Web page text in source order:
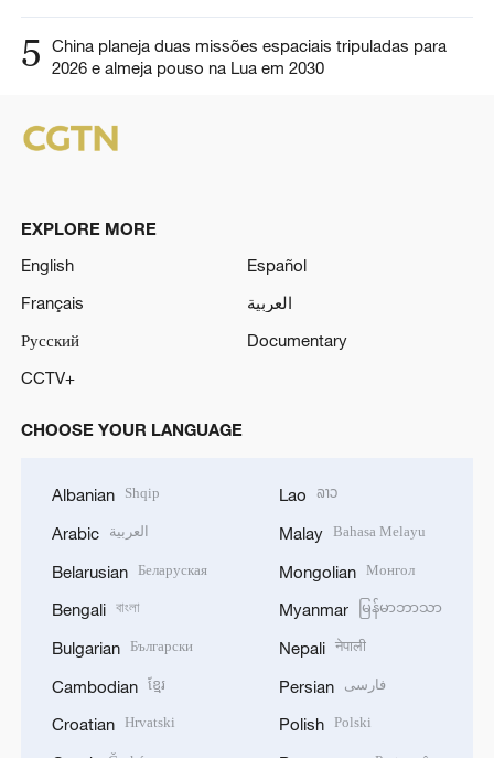
5
China planeja duas missões espaciais tripuladas para
2026 e almeja pouso na Lua em 2030
EXPLORE MORE
English
Español
Français
العربية
Русский
Documentary
CCTV+
CHOOSE YOUR LANGUAGE
Albanian Shqip
Arabic العربية
Belarusian Беларуская
Bengali বাংলা
Bulgarian Български
Cambodian ខ្មែរ
Croatian Hrvatski
Lao ລາວ
Malay Bahasa Melayu
Mongolian Монгол
Myanmar မြန်မာဘာသာ
Nepali नेपाली
Persian فارسی
Polish Polski